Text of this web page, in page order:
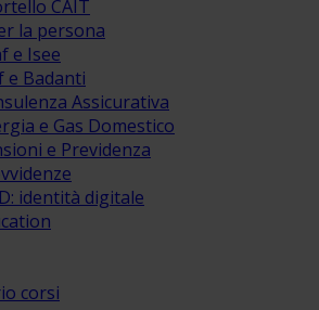
CAIT
la persona
e Isee
e Badanti
Assicurativa
e Gas Domestico
e Previdenza
identità digitale
corsi